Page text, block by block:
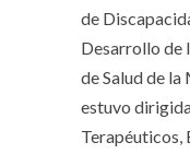
de
Desarrollo de
de Salud de
estuvo
Terapéuticos,